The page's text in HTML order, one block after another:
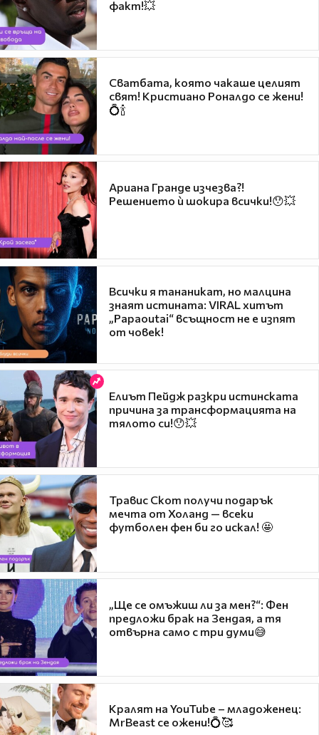
факт!💥
Сватбата, която чакаше целият
свят! Кристиано Роналдо се жени!
💍🍾
Ариана Гранде изчезва?!
Решението ѝ шокира всички!😯💥
Всички я тананикат, но малцина
знаят истината: VIRAL хитът
„Papaoutai“ всъщност не е изпят
от човек!
Елиът Пейдж разкри истинската
причина за трансформацията на
тялото си!😯💥
Травис Скот получи подарък
мечта от Холанд — всеки
футболен фен би го искал! 🤩
„Ще се омъжиш ли за мен?“: Фен
предложи брак на Зендая, а тя
отвърна само с три думи😅
Кралят на YouTube – младоженец:
MrBeast се ожени!💍🥰